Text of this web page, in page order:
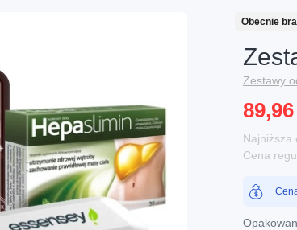
Obecnie
Zestawy
89,96
Najniższa
Cena